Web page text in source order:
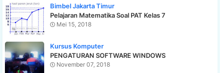
Bimbel Jakarta Timur
Pelajaran Matematika Soal PAT Kelas 7
Mei 15, 2018
Kursus Komputer
PENGATURAN SOFTWARE WINDOWS
November 07, 2018